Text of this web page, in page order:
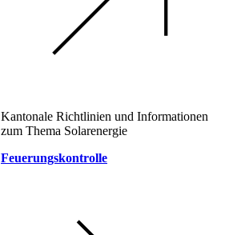
Kantonale Richtlinien und Informationen
zum Thema Solarenergie
Feuerungskontrolle